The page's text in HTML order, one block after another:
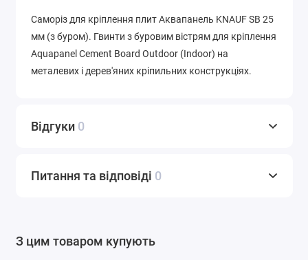
Саморіз для кріплення плит Аквапанель KNAUF SB 25
мм (з буром). Гвинти з буровим вістрям для кріплення
Aquapanel Cement Board Outdoor (Indoor) на
металевих і дерев'яних кріпильних конструкціях.
Відгуки 0
Питання та відповіді 0
З цим товаром купують